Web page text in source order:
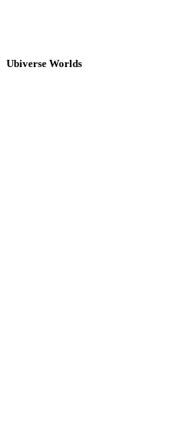
Ubiverse Worlds